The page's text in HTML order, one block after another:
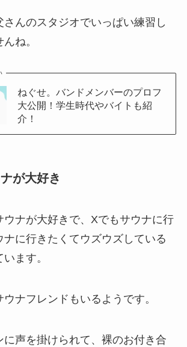
さんのスタジオでいっぱい練習し
ね。
ねぐせ。バンドメンバーのプロフ
大公開！学生時代やバイトも紹
介！
が大好き
ウナが大好きで、Xでもサウナに行
ナに行きたくてウズウズしている
ます。
ナフレンドもいるようです。
に声を掛けられて、裸のお付き合